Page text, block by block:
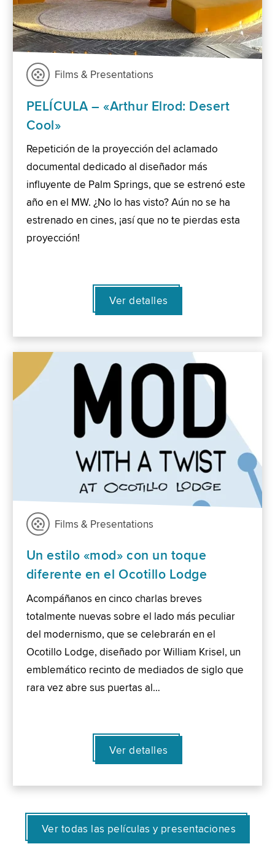
Films & Presentations
PELÍCULA – «Arthur Elrod: Desert
Cool»
Repetición de la proyección del aclamado
documental dedicado al diseñador más
influyente de Palm Springs, que se estrenó este
año en el MW. ¿No lo has visto? Aún no se ha
estrenado en cines, ¡así que no te pierdas esta
proyección!
Ver detalles
Films & Presentations
Un estilo «mod» con un toque
diferente en el Ocotillo Lodge
Acompáñanos en cinco charlas breves
totalmente nuevas sobre el lado más peculiar
del modernismo, que se celebrarán en el
Ocotillo Lodge, diseñado por William Krisel, un
emblemático recinto de mediados de siglo que
rara vez abre sus puertas al…
Ver detalles
Ver todas las películas y presentaciones